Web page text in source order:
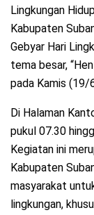
Lingkungan
Kabupaten
Gebyar Hari
tema besar,
pada Kamis (19/
Di Halaman
pukul 07.30
Kegiatan ini
Kabupaten
masyarakat
lingkungan,